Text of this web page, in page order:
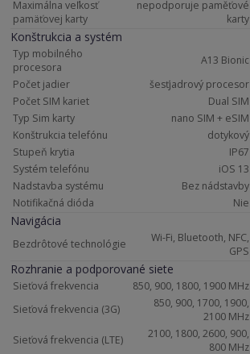
Maximálna veľkosť
pamäťovej karty
nepodporuje paměťové
karty
Konštrukcia a systém
Typ mobilného
procesora
A13 Bionic
Počet jadier
šesťjadrový procesor
Počet SIM kariet
Dual SIM
Typ Sim karty
nano SIM + eSIM
Konštrukcia telefónu
dotykový
Stupeň krytia
IP67
Systém telefónu
iOS 13
Nadstavba systému
Bez nádstavby
Notifikačná dióda
Nie
Navigácia
Bezdrôtové technológie
Wi-Fi, Bluetooth, NFC,
GPS
Rozhranie a podporované siete
Sieťová frekvencia
850, 900, 1800, 1900 MHz
Sieťová frekvencia (3G)
850, 900, 1700, 1900,
2100 MHz
Sieťová frekvencia (LTE)
2100, 1800, 2600, 900,
800 MHz